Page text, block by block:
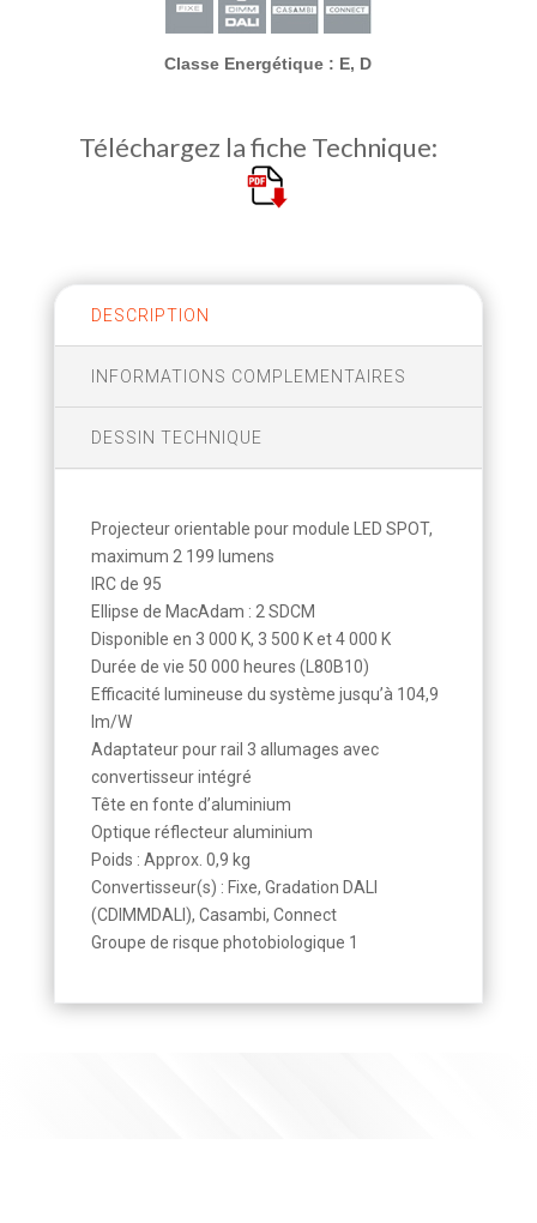
Classe Energétique : E, D
Téléchargez la fiche Technique:
DESCRIPTION
INFORMATIONS COMPLEMENTAIRES
DESSIN TECHNIQUE
Projecteur orientable pour module LED SPOT,
maximum 2 199 lumens
IRC de 95
Ellipse de MacAdam : 2 SDCM
Disponible en 3 000 K, 3 500 K et 4 000 K
Durée de vie 50 000 heures (L80B10)
Efficacité lumineuse du système jusqu’à 104,9
lm/W
Adaptateur pour rail 3 allumages avec
convertisseur intégré
Tête en fonte d’aluminium
Optique réflecteur aluminium
Poids : Approx. 0,9 kg
Convertisseur(s) : Fixe, Gradation DALI
(CDIMMDALI), Casambi, Connect
Groupe de risque photobiologique 1